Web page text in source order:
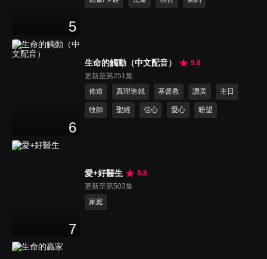
5
6
生命的觸動（中文配音）
9.8
更新至第251集
佈道
真理造就 基督教 讚美 主日
牧師 聖經 信心 愛心 盼望
7
愛+好醫生
9.8
更新至第503集
家庭